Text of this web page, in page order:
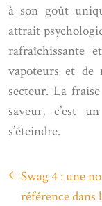
à son goût
attrait
rafraîchissante
vapoteurs et de
secteur. La
saveur, c’est
s’éteindre.
Swag 4 : une
référence dans